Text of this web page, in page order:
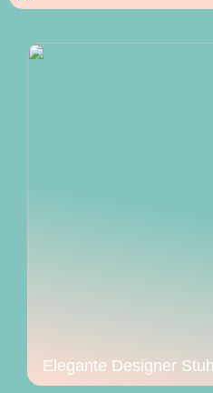
Elegante Designer